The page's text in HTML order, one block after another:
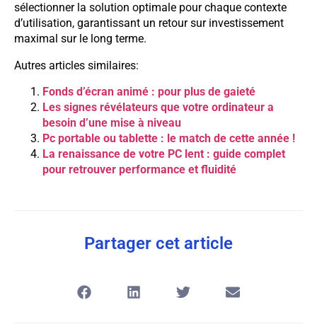
sélectionner la solution optimale pour chaque contexte
d’utilisation, garantissant un retour sur investissement
maximal sur le long terme.
Autres articles similaires:
Fonds d’écran animé : pour plus de gaieté
Les signes révélateurs que votre ordinateur a
besoin d’une mise à niveau
Pc portable ou tablette : le match de cette année !
La renaissance de votre PC lent : guide complet
pour retrouver performance et fluidité
Partager cet article